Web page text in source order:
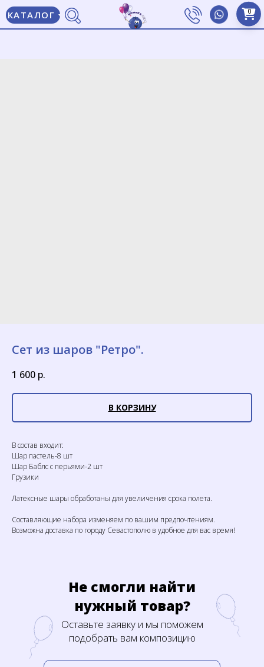
0
КАТАЛОГ
Сет из шаров "Ретро".
1 600 р.
В КОРЗИНУ
В состав входит:
Шар пастель-8 шт
Шар Баблс с перьями-2 шт
Грузики
Латексные шары обработаны для увеличения срока полета.
Составляющие набора изменяем по вашим предпочтениям.
Возможна доставка по городу Севастополю в удобное для вас время!
Не смогли найти
нужный товар?
Оставьте заявку и мы поможем
подобрать вам композицию